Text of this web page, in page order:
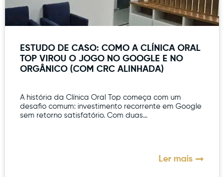
ESTUDO DE CASO: COMO A CLÍNICA ORAL
TOP VIROU O JOGO NO GOOGLE E NO
ORGÂNICO (COM CRC ALINHADA)
A história da Clínica Oral Top começa com um
desafio comum: investimento recorrente em Google
sem retorno satisfatório. Com duas…
Ler mais